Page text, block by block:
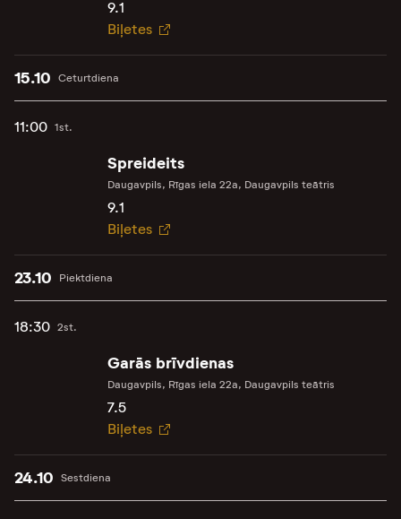
9.1
Biļetes
Ceturtdiena
15.10
11:00 1st.
Spreideits
Daugavpils, Rīgas iela 22a, Daugavpils teātris
9.1
Biļetes
Piektdiena
23.10
18:30 2st.
Garās brīvdienas
Daugavpils, Rīgas iela 22a, Daugavpils teātris
7.5
Biļetes
Sestdiena
24.10